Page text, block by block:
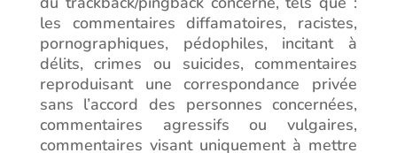
les commentaires diffamatoires, racistes,
pornographiques, pédophiles, incitant à
délits, crimes ou suicides, commentaires
reproduisant une correspondance privée
sans l’accord des personnes concernées,
commentaires agressifs ou vulgaires,
commentaires visant uniquement à mettre